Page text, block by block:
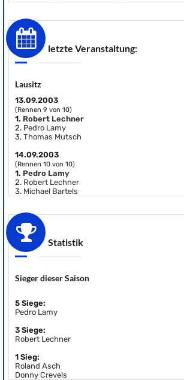
letzte Veranstaltung:
Lausitz
13.09.2003
(Rennen 9 von 10)
1. Robert Lechner
2. Pedro Lamy
3. Thomas Mutsch
14.09.2003
(Rennen 10 von 10)
1. Pedro Lamy
2. Robert Lechner
3. Michael Bartels
Statistik
Sieger dieser Saison
5 Siege:
Pedro Lamy
3 Siege:
Robert Lechner
1 Sieg:
Roland Asch
Donny Crevels